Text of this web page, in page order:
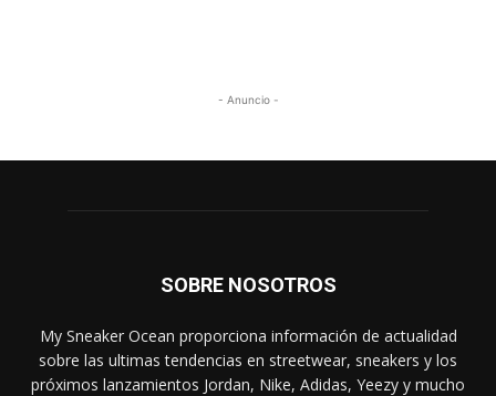
- Anuncio -
SOBRE NOSOTROS
My Sneaker Ocean proporciona información de actualidad
sobre las ultimas tendencias en streetwear, sneakers y los
próximos lanzamientos Jordan, Nike, Adidas, Yeezy y mucho